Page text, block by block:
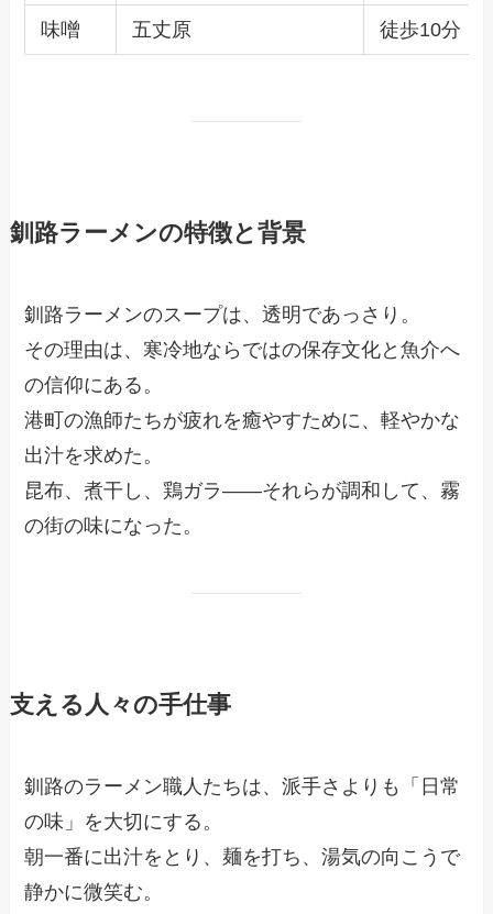
味噌 五丈原 徒歩10分
釧路ラーメンの特徴と背景
釧路ラーメンのスープは、透明であっさり。
その理由は、寒冷地ならではの保存文化と魚介へ
の信仰にある。
港町の漁師たちが疲れを癒やすために、軽やかな
出汁を求めた。
昆布、煮干し、鶏ガラ——それらが調和して、霧
の街の味になった。
支える人々の手仕事
釧路のラーメン職人たちは、派手さよりも「日常
の味」を大切にする。
朝一番に出汁をとり、麺を打ち、湯気の向こうで
静かに微笑む。